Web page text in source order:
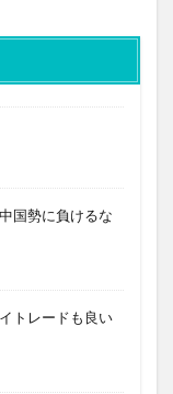
国勢に負けるな
トレードも良い